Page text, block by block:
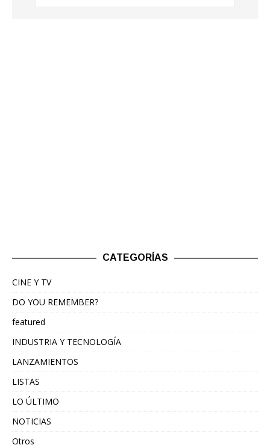
CATEGORÍAS
CINE Y TV
DO YOU REMEMBER?
featured
INDUSTRIA Y TECNOLOGÍA
LANZAMIENTOS
LISTAS
LO ÚLTIMO
NOTICIAS
Otros